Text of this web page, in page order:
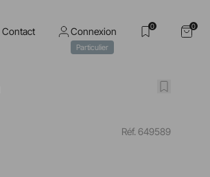
Contact Connexion
Particulier
0 0
Réf. 649589